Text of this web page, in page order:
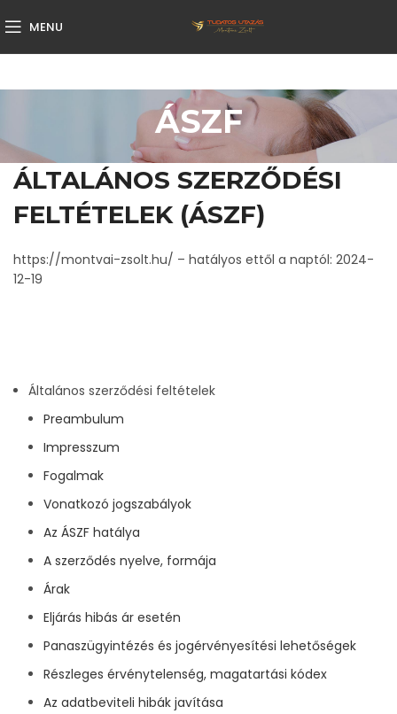
MENU
ÁSZF
ÁLTALÁNOS SZERZŐDÉSI
FELTÉTELEK (ÁSZF)
https://montvai-zsolt.hu/ – hatályos ettől a naptól: 2024-
12-19
Általános szerződési feltételek
Preambulum
Impresszum
Fogalmak
Vonatkozó jogszabályok
Az ÁSZF hatálya
A szerződés nyelve, formája
Árak
Eljárás hibás ár esetén
Panaszügyintézés és jogérvényesítési lehetőségek
Részleges érvénytelenség, magatartási kódex
Az adatbeviteli hibák javítása